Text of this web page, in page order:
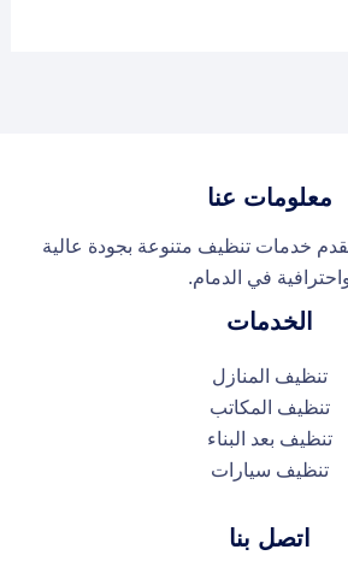
معلومات عنا
خدمات تنظيف متنوعة بجودة عالية
في الدمام.
الخدمات
تنظيف المنازل
تنظيف المكاتب
تنظيف بعد البناء
تنظيف سيارات
اتصل بنا